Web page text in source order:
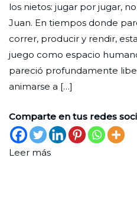
febrero
de
2026
los nietos: jugar por jugar,
Juan. En tiempos donde
correr, producir y rendir,
juego como espacio
pareció profundamente
animarse a […]
Comparte en tus redes
Leer más